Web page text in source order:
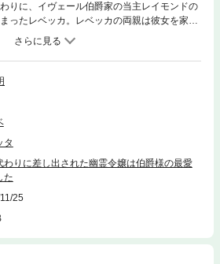
りに、イヴェール伯爵家の当主レイモンドの
ったレベッカ。レベッカの両親は彼女を家の
社交界にも姿を見せたことのない彼女を貴族
いた。そんな女が嫁いできたら社交界の笑い
カを伯爵邸に受け入れたものの「夫婦にな
。屋敷で大人しく過ごすように告げるが、レ
ている──そう思ったレイモンドだったが、
ッカのことを放っておけなくなってしま
タ
わりに差し出された幽霊令嬢は伯爵様の最愛
た
25